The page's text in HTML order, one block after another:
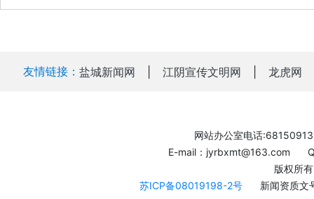
友情链接： 盐城新闻网 江阴宣传文明网 龙虎网
网站办公室电话:68150913
E-mail：jyrbxmt@163.com
版权所
苏ICP备08019198-2号
新闻资质